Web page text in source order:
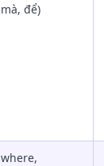
mà, để)
where,